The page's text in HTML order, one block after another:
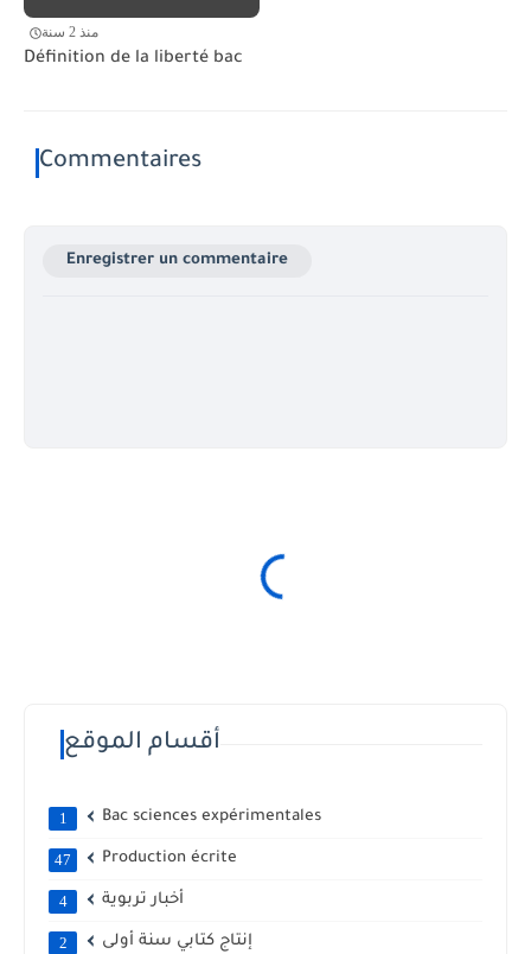
منذ 2 سنة
Définition de la liberté bac
Commentaires
Enregistrer un commentaire
أقسام الموقع
Bac sciences expérimentales
1
Production écrite
47
أخبار تربوية 4
إنتاج كتابي سنة أولى 2